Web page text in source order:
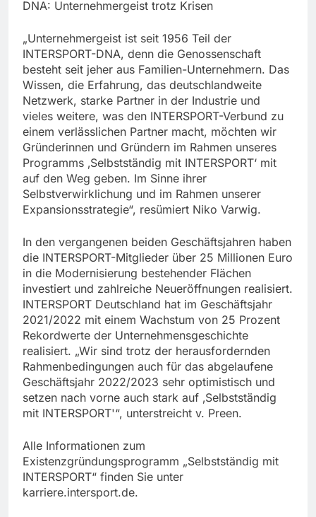
DNA: Unternehmergeist trotz Krisen
„Unternehmergeist ist seit 1956 Teil der
INTERSPORT-DNA, denn die Genossenschaft
besteht seit jeher aus Familien-Unternehmern. Das
Wissen, die Erfahrung, das deutschlandweite
Netzwerk, starke Partner in der Industrie und
vieles weitere, was den INTERSPORT-Verbund zu
einem verlässlichen Partner macht, möchten wir
Gründerinnen und Gründern im Rahmen unseres
Programms ‚Selbstständig mit INTERSPORT‘ mit
auf den Weg geben. Im Sinne ihrer
Selbstverwirklichung und im Rahmen unserer
Expansionsstrategie“, resümiert Niko Varwig.
In den vergangenen beiden Geschäftsjahren haben
die INTERSPORT-Mitglieder über 25 Millionen Euro
in die Modernisierung bestehender Flächen
investiert und zahlreiche Neueröffnungen realisiert.
INTERSPORT Deutschland hat im Geschäftsjahr
2021/2022 mit einem Wachstum von 25 Prozent
Rekordwerte der Unternehmensgeschichte
realisiert. „Wir sind trotz der herausfordernden
Rahmenbedingungen auch für das abgelaufene
Geschäftsjahr 2022/2023 sehr optimistisch und
setzen nach vorne auch stark auf ‚Selbstständig
mit INTERSPORT'“, unterstreicht v. Preen.
Alle Informationen zum
Existenzgründungsprogramm „Selbstständig mit
INTERSPORT“ finden Sie unter
karriere.intersport.de.